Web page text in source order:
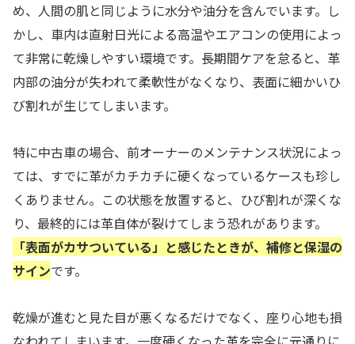
め、人間の肌と同じように水分や油分を含んでいます。し
かし、車内は直射日光による高温やエアコンの使用によっ
て非常に乾燥しやすい環境です。長期間ケアを怠ると、革
内部の油分が失われて柔軟性がなくなり、表面に細かいひ
び割れが生じてしまいます。
特に中古車の場合、前オーナーのメンテナンス状況によっ
ては、すでに革がカチカチに硬くなっているケースも珍し
くありません。この状態を放置すると、ひび割れが深くな
り、最終的には革自体が裂けてしまう恐れがあります。
「表面がカサついている」と感じたときが、補修と保湿の
サインです。
乾燥が進むと見た目が悪くなるだけでなく、座り心地も損